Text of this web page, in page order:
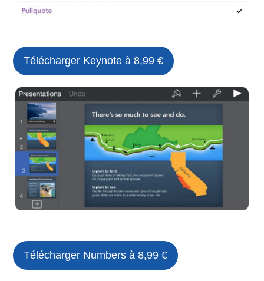
Télécharger Keynote à 8,99 €
Télécharger Numbers à 8,99 €